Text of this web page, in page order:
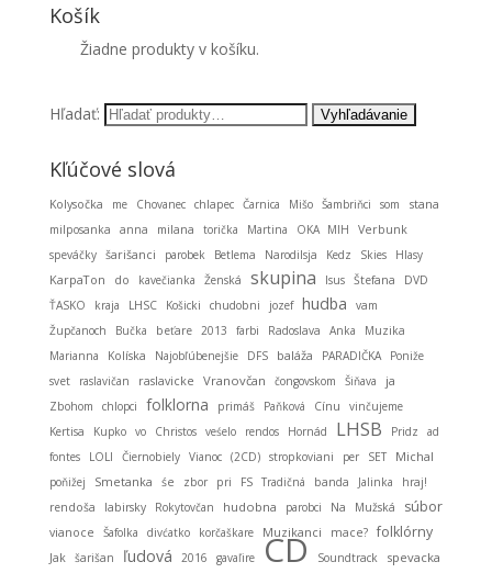
Košík
Žiadne produkty v košíku.
Hľadať:
Kľúčové slová
Kolysočka me Chovanec chlapec Čarnica Mišo Šambriňci som stana
milposanka anna milana torička Martina OKA MIH
Verbunk
speváčky šarišanci parobek Betlema Narodilsja Kedz Skies Hlasy
KarpaTon do kavečianka Ženská skupina Isus Štefana
DVD
ŤASKO
kraja LHSC Košicki chudobni jozef hudba
vam
Župčanoch
Bučka beťare 2013 farbi Radoslava Anka
Muzika
Marianna
Kolíska Najobľúbenejšie DFS baláža PARADIČKA
Poniže
svet
raslavičan raslavicke Vranovčan čongovskom Šiňava ja
Zbohom chlopci folklorna primáš Paňková Cínu
vinčujeme
Kertisa
Kupko vo Christos veśelo rendos Hornád LHSB Pridz
ad
fontes
LOLI Čiernobiely Vianoc (2CD) stropkoviani per SET Michal
poňižej Smetanka śe zbor pri FS Tradičná banda Jalinka
hraj!
rendoša
labirsky Rokytovčan hudobna parobci Na Mužská súbor
vianoce Šafolka divćatko korčaškare Muzikanci mace? folklórny
Jak šarišan ľudová 2016 gavaľire CD Soundtrack spevacka